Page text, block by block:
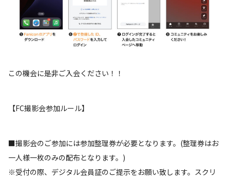
この機会に是非ご入会ください！！
【FC撮影会参加ルール】
■撮影会のご参加には参加整理券が必要となります。(整理券はお
一人様一枚のみの配布となります。)
※受付の際、デジタル会員証のご提示をお願い致します。スクリ